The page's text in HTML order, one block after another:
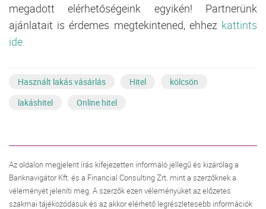
megadott elérhetőségeink egyikén! Partnerünk
ajánlatait is érdemes megtekintened, ehhez kattints
ide.
Használt lakás vásárlás Hitel
kölcsön
lakáshitel
Online hitel
Az oldalon megjelent írás kifejezetten informáló jellegű és kizárólag a
Banknavigátor Kft. és a Financial Consulting Zrt. mint a szerzőknek a
véleményét jeleníti meg. A szerzők ezen véleményüket az előzetes
szakmai tájékozódásuk és az akkor elérhető legrészletesebb információk